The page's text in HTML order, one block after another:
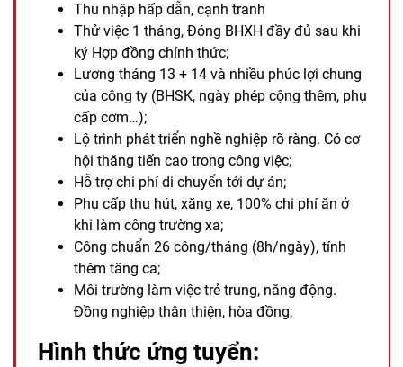
Thu nhập hấp dẫn, cạnh tranh
Thử việc 1 tháng, Đóng BHXH đầy đủ sau khi
ký Hợp đồng chính thức;
Lương tháng 13 + 14 và nhiều phúc lợi chung
của công ty (BHSK, ngày phép cộng thêm, phụ
cấp cơm…);
Lộ trình phát triển nghề nghiệp rõ ràng. Có cơ
hội thăng tiến cao trong công việc;
Hỗ trợ chi phí di chuyển tới dự án;
Phụ cấp thu hút, xăng xe, 100% chi phí ăn ở
khi làm công trường xa;
Công chuẩn 26 công/tháng (8h/ngày), tính
thêm tăng ca;
Môi trường làm việc trẻ trung, năng động.
Đồng nghiệp thân thiện, hòa đồng;
Hình thức ứng tuyển: